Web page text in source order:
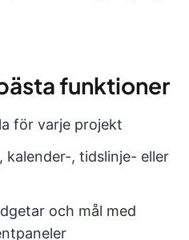
funktioner
för varje projekt
kalender-, tidslinje- eller
och mål med